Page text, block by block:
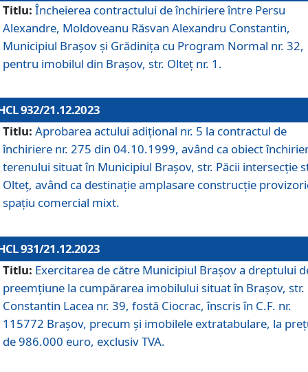
Titlu: Încheierea contractului de închiriere între Persu
Alexandre, Moldoveanu Răsvan Alexandru Constantin,
Municipiul Braşov şi Grădinița cu Program Normal nr. 32,
pentru imobilul din Brașov, str. Olteț nr. 1.
932/21.12.2023
Titlu: Aprobarea actului adițional nr. 5 la contractul de
închiriere nr. 275 din 04.10.1999, având ca obiect
terenului situat în Municipiul Brașov, str. Păcii intersecție
Olteț, având ca destinație amplasare construcție
spațiu comercial mixt.
931/21.12.2023
Titlu: Exercitarea de către Municipiul Brașov a dreptului
preemțiune la cumpărarea imobilului situat în Brașov, str.
Constantin Lacea nr. 39, fostă Ciocrac, înscris în C.F. nr.
115772 Brașov, precum și imobilele extratabulare, la
de 986.000 euro, exclusiv TVA.